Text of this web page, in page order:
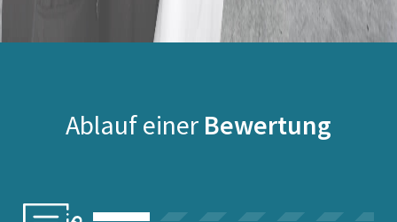
Ablauf einer Bewertung